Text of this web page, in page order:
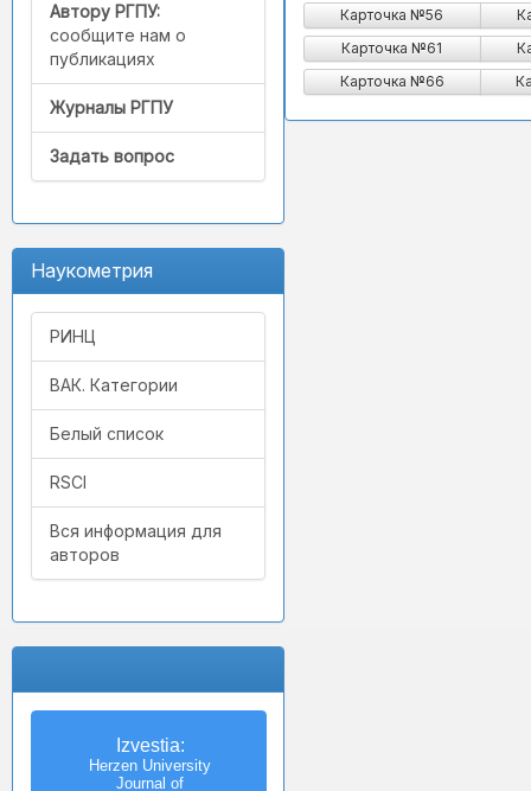
Автору РГПУ:
сообщите нам о
публикациях
Журналы РГПУ
Задать вопрос
Наукометрия
РИНЦ
ВАК. Категории
Белый список
RSCI
Вся информация для
авторов
Izvestia:
Herzen University
Journal of
Карточка №56
Карточка №61
Карточка №66